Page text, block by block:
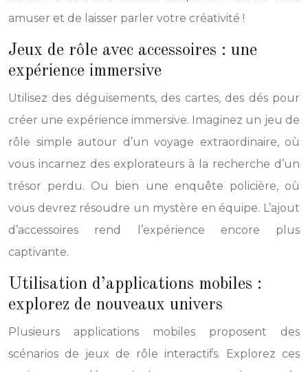
amuser et de laisser parler votre créativité !
Jeux de rôle avec accessoires : une
expérience immersive
Utilisez des déguisements, des cartes, des dés pour
créer une expérience immersive. Imaginez un jeu de
rôle simple autour d’un voyage extraordinaire, où
vous incarnez des explorateurs à la recherche d’un
trésor perdu. Ou bien une enquête policière, où
vous devrez résoudre un mystère en équipe. L’ajout
d’accessoires rend l’expérience encore plus
captivante.
Utilisation d’applications mobiles :
explorez de nouveaux univers
Plusieurs applications mobiles proposent des
scénarios de jeux de rôle interactifs. Explorez ces